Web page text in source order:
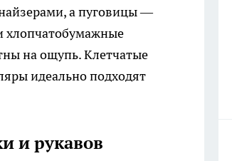
а пуговицы —
хлопчатобумажные
на ощупь. Клетчатые
идеально подходят
и рукавов